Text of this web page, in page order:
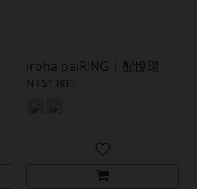
iroha paiRING｜配悅環
NT$1,800